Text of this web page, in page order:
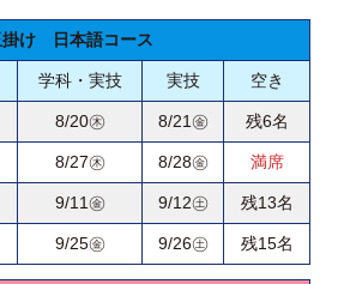
掛け 日本語コース
学科・実技 実技 空き
8/20㊍ 8/21㊎ 残6名
8/27㊍ 8/28㊎ 満席
9/11㊎ 9/12㊏ 残13名
9/25㊎ 9/26㊏ 残15名